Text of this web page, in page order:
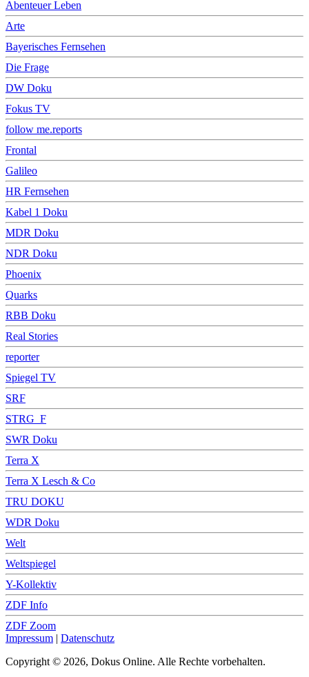
Abenteuer Leben
Arte
Bayerisches Fernsehen
Die Frage
DW Doku
Fokus TV
follow me.reports
Frontal
Galileo
HR Fernsehen
Kabel 1 Doku
MDR Doku
NDR Doku
Phoenix
Quarks
RBB Doku
Real Stories
reporter
Spiegel TV
SRF
STRG_F
SWR Doku
Terra X
Terra X Lesch & Co
TRU DOKU
WDR Doku
Welt
Weltspiegel
Y-Kollektiv
ZDF Info
ZDF Zoom
Impressum | Datenschutz
Copyright © 2026, Dokus Online. Alle Rechte vorbehalten.